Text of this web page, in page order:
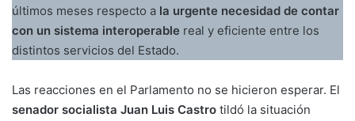
últimos meses respecto a la urgente necesidad de contar
con un sistema interoperable real y eficiente entre los
distintos servicios del Estado.
Las reacciones en el Parlamento no se hicieron esperar. El
senador socialista Juan Luis Castro tildó la situación